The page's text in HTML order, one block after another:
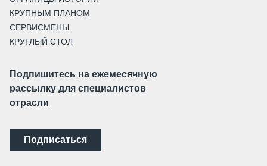
КРУПНЫМ ПЛАНОМ
СЕРВИСМЕНЫ
КРУГЛЫЙ СТОЛ
Подпишитесь на ежемесячную
рассылку для специалистов
отрасли
Подписаться